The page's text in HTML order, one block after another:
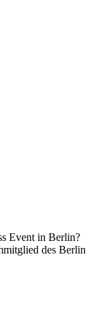
Event in Berlin?
des Berlin